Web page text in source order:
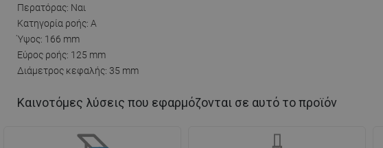
Περατόρας: Ναι
Κατηγορία ροής: A
Ύψος: 166 mm
Εύρος ροής: 125 mm
Διάμετρος κεφαλής: 35 mm
Καινοτόμες λύσεις που εφαρμόζονται σε αυτό το προϊόν